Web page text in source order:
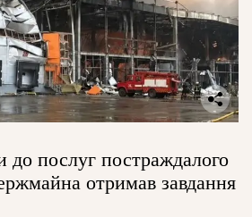
до послуг постраждалого
отримав завдання